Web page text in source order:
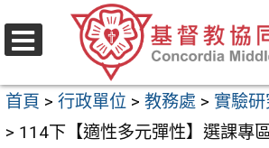
至
要
內
首頁 > 行政單位 > 教務處 > 實驗研
> 114下【適性多元彈性】選課專
選
單